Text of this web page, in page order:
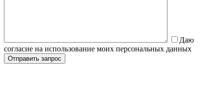
Даю
согласие на использование моих персональных данных